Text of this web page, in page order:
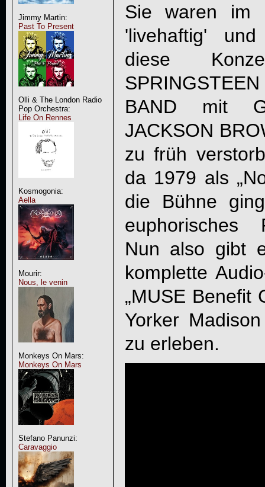
Jimmy Martin:
Past To Present
Olli & The London Radio
Pop Orchestra:
Life On Rennes
Kosmogonia:
Aella
Mourir:
Nous, le venin
Monkeys On Mars:
Monkeys On Mars
Stefano Panunzi:
Caravaggio
Sie waren im
'livehaftig'
diese
SPRINGSTEEN
BAND mit
JACKSON
zu früh
da 1979 als
die Bühne
euphorisches
Nun also gibt
komplette
„MUSE Benefit
Yorker
zu erleben.